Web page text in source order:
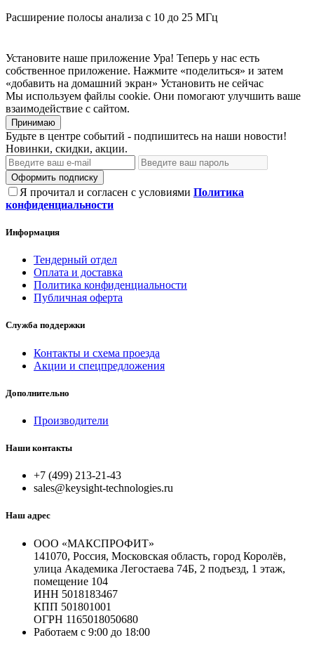
Расширение полосы анализа с 10 до 25 МГц
Установите наше приложение Ура! Теперь у нас есть
собственное приложение. Нажмите «поделиться» и затем
«добавить на домашний экран» Установить не сейчас
Мы используем файлы cookie. Они помогают улучшить ваше
взаимодействие с сайтом.
Принимаю
Будьте в центре событий - подпишитесь на наши новости!
Новинки, скидки, акции.
Оформить подписку
Я прочитал и согласен с условиями Политика
конфиденциальности
Информация
Тендерный отдел
Оплата и доставка
Политика конфиденциальности
Публичная оферта
Служба поддержки
Контакты и схема проезда
Акции и спецпредложения
Дополнительно
Производители
Наши контакты
+7 (499) 213-21-43
sales@keysight-technologies.ru
Наш адрес
ООО «МАКСПРОФИТ»
141070, Россия, Московская область, город Королёв,
улица Академика Легостаева 74Б, 2 подъезд, 1 этаж,
помещение 104
ИНН 5018183467
КПП 501801001
ОГРН 1165018050680
Работаем с 9:00 до 18:00